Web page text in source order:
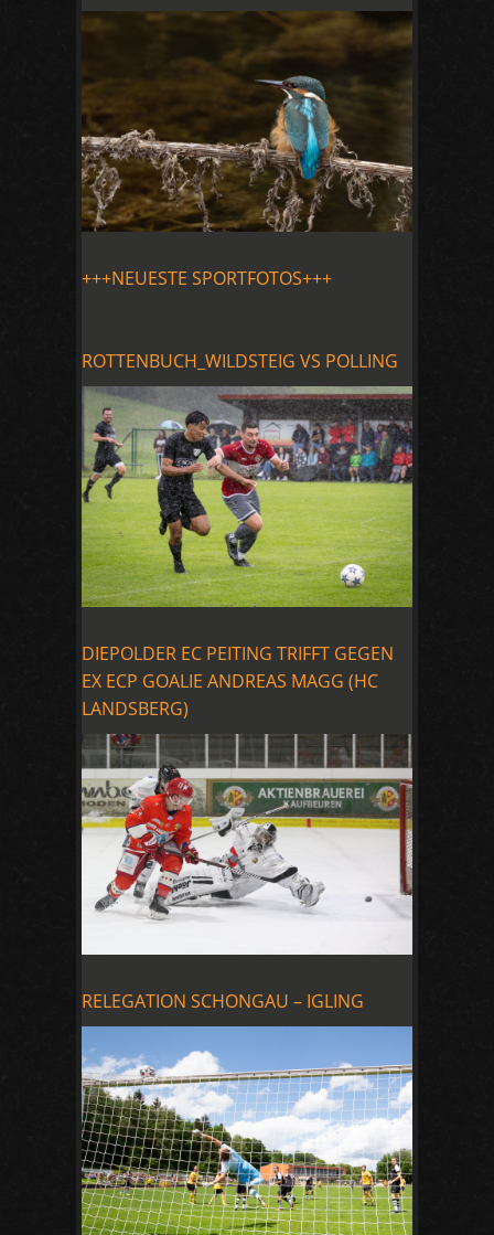
+++NEUESTE SPORTFOTOS+++
ROTTENBUCH_WILDSTEIG VS POLLING
DIEPOLDER EC PEITING TRIFFT GEGEN
EX ECP GOALIE ANDREAS MAGG (HC
LANDSBERG)
RELEGATION SCHONGAU – IGLING